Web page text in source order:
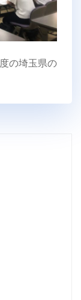
の埼玉県の